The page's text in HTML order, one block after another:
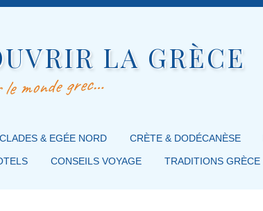
LA GRÈCE
le monde grec…
PRINCIPALE
SECONDAIRE
& EGÉE NORD CRÈTE & DODÉCANÈSE
CONSEILS VOYAGE TRADITIONS GRÈCE